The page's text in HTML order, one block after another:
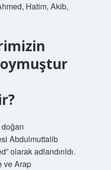
Hatim, Akib,
doğan
Abdulmuttalib
olarak adlandırıldı.
ve Arap